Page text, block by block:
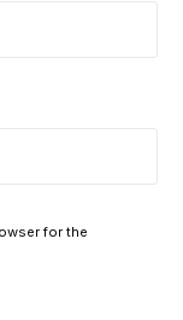
for the